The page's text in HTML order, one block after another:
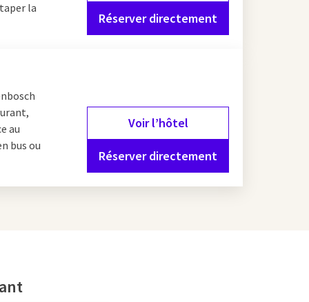
la
Réserver directement
au
bus ou
Voir l’hôtel
Réserver directement